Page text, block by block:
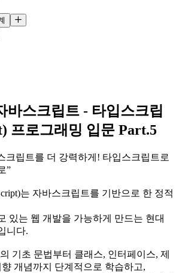
바스크립트 - 타입스크립
프로그래밍 입문 Part.5
크립트를 더 강력하게! 타입스크립트로
”
는 자바스크립트를 기반으로 한 정적
있는 웹 개발을 가능하게 만드는 현대
니다.
기초 문법부터 클래스, 인터페이스, 제
개념까지 단계적으로 학습하고,